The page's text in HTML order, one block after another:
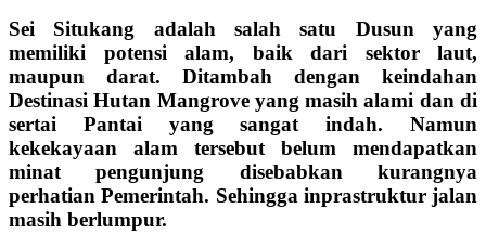
Sei Situkang adalah salah satu Dusun yang
memiliki potensi alam, baik dari sektor laut,
maupun darat. Ditambah dengan keindahan
Destinasi Hutan Mangrove yang masih alami dan di
sertai Pantai yang sangat indah. Namun
kekekayaan alam tersebut belum mendapatkan
minat pengunjung disebabkan kurangnya
perhatian Pemerintah. Sehingga inprastruktur jalan
masih berlumpur.